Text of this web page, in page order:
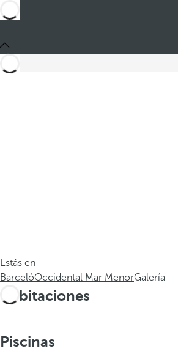
Estás en
BarcelóOccidental Mar MenorGalería
Habitaciones
Piscinas